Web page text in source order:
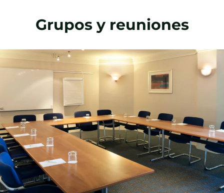
Grupos y reuniones